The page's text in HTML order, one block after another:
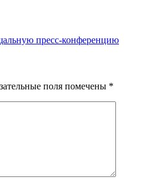
пресс-конференцию
поля помечены *